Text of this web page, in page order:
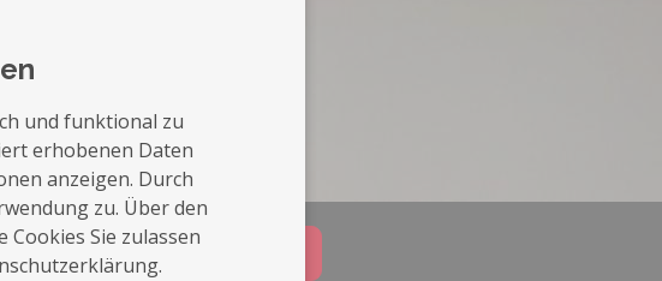
und funktional zu
erhobenen Daten
anzeigen. Durch
zu. Über den
Sie zulassen